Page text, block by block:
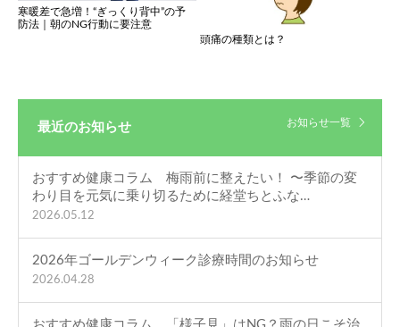
寒暖差で急増！“ぎっくり背中”の予
防法｜朝のNG行動に要注意
頭痛の種類とは？
最近のお知らせ お知らせ一覧
おすすめ健康コラム 梅雨前に整えたい！ 〜季節の変
わり目を元気に乗り切るために経堂ちとふな…
2026.05.12
2026年ゴールデンウィーク診療時間のお知らせ
2026.04.28